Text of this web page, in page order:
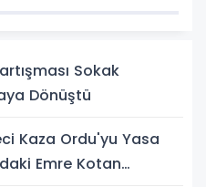
Sokak
Dönüştü
Kaza Ordu'yu Yasa
Emre Kotan